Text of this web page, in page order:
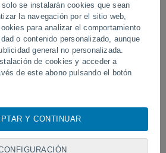
se instalarán cookies que sean
la navegación por el sitio web,
para analizar el comportamiento
o contenido personalizado, aunque
general no personalizada.
de cookies y acceder a
de este abono pulsando el botón
únicos o tecnologías similares para
las direcciones IP y los
Es posible que algunos
Y CONTINUAR
de
Erupción y actividad
volcán de Fuego,